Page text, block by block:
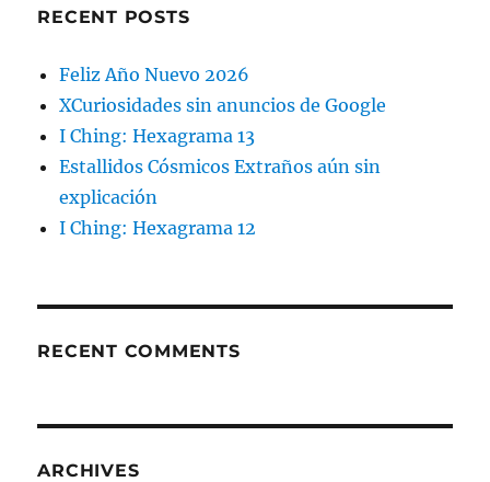
RECENT POSTS
Feliz Año Nuevo 2026
XCuriosidades sin anuncios de Google
I Ching: Hexagrama 13
Estallidos Cósmicos Extraños aún sin
explicación
I Ching: Hexagrama 12
RECENT COMMENTS
ARCHIVES